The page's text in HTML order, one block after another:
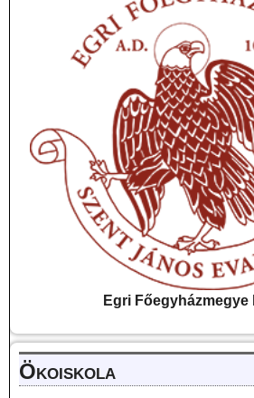
Egri Főegyházmegye
Ökoiskola